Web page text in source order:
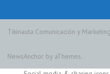
Tikinauta Comunicación y
NewsAnchor by aThemes.